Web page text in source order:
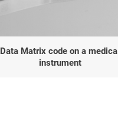
Data Matrix code on a medical
instrument